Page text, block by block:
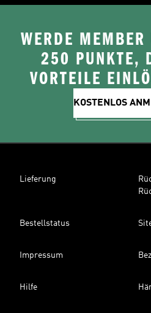
WERDE MEMBER
250 PUNKTE,
VORTEILE
KOSTENLOS
Lieferung
Bestellstatus
Impressum
Hilfe